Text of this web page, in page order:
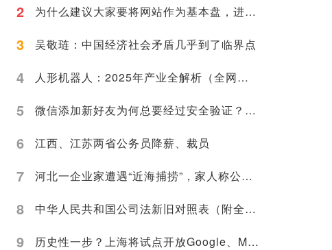
2 为什么建议大家要将网站作为基本盘，进来看看是否有道理再喷
3 吴敬琏：中国经济社会矛盾几乎到了临界点
4 人形机器人：2025年产业全解析（全网最全国内外玩家排行&细分龙头）
5 微信添加新好友为何总要经过安全验证？背后原因深度解析
6 江西、江苏两省公务员降薪、裁员
7 河北一企业家遭遇“近海捕捞”，家人称公司账上10.9亿现金惹祸
8 中华人民共和国公司法新旧对照表（附全文）
9 历史性一步？上海将试点开放Google、Meta等国际平台访问！